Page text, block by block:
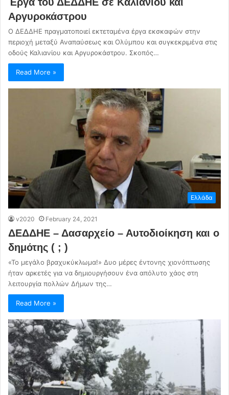
Αργυροκάστρου
Ο ΔΕΔΔΗΕ πραγματοποιεί εκτεταμένα έργα εκσκαφών στην
περιοχή μεταξύ Αναπαύσεως και Ολύμπου και συγκεκριμένα στις
οδούς Καλιανίου και Αργυροκάστρου. Σκοπός…
Read More »
Ελλάδα
v2020 February 24, 2021
ΔΕΔΔΗΕ – Δασαρχείο – Αυτοδιοίκηση και ο
δημότης ( ; )
«Το μεγάλο βραχυκύκλωμα!» Δυο μέρες έντονης χιονόπτωσης
ήταν αρκετές για να δημιουργήσουν ένα απόλυτο χάος στη
λειτουργία πολλών Δήμων της…
Read More »